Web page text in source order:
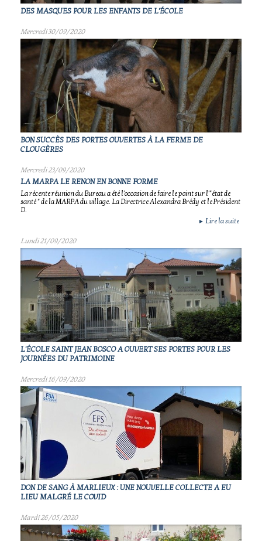
DES MASQUES POUR LES ENFANTS DE L'ÉCOLE
Mercredi 30/09/2020
BON SUCCÈS DES PORTES OUVERTES À LA FERME DE
CLOUGÈRES
Mercredi 23/09/2020
LA MARPA LE RENON EN BONNE FORME
La récente réunion du Bureau a été l'occasion de faire le point sur l'"état de
santé " de la MARPA du village. La Directrice Alexandra Brédy et le Président
D.
► Lire la suite
Lundi 21/09/2020
L'ÉCOLE SAINT JEAN BOSCO A OUVERT SES PORTES POUR LES
JOURNÉES DU PATRIMOINE
Mercredi 16/09/2020
DON DE SANG À MARLIEUX : UNE NOUVELLE COLLECTE A EU
LIEU MALGRÉ LE COVID
Mardi 26/05/2020